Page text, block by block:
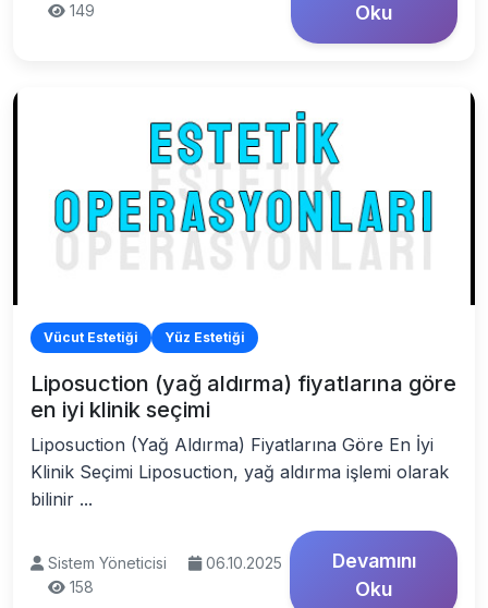
149
Oku
Vücut Estetiği Yüz Estetiği
Liposuction (yağ aldırma) fiyatlarına göre
en iyi klinik seçimi
Liposuction (Yağ Aldırma) Fiyatlarına Göre En İyi
Klinik Seçimi Liposuction, yağ aldırma işlemi olarak
bilinir ...
Sistem Yöneticisi
06.10.2025
158
Devamını
Oku